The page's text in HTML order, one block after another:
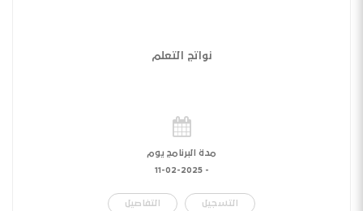
نواتج التعلم
مدة البرنامج يوم
-
11-02-2025
التسجيل التفاصيل